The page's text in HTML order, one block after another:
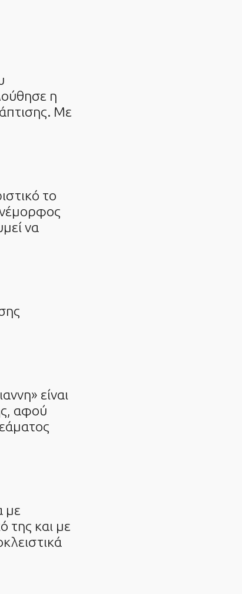
η
Με
το
να
είναι
αφού
με
της και με